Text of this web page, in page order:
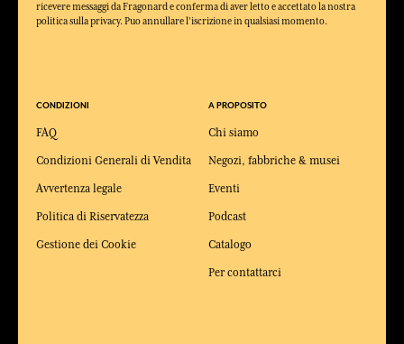
ricevere messaggi da Fragonard e conferma di aver letto e accettato la nostra
politica sulla privacy. Puo annullare l'iscrizione in qualsiasi momento.
CONDIZIONI
FAQ
Condizioni Generali di Vendita
Avvertenza legale
Politica di Riservatezza
Gestione dei Cookie
A PROPOSITO
Chi siamo
Negozi, fabbriche & musei
Eventi
Podcast
Catalogo
Per contattarci